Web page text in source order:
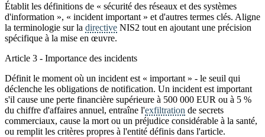
Établit les définitions de « sécurité des réseaux et des systèmes
d'information », « incident important » et d'autres termes clés. Aligne
la terminologie sur la directive NIS2 tout en ajoutant une précision
spécifique à la mise en œuvre.
Article 3 - Importance des incidents
Définit le moment où un incident est « important » - le seuil qui
déclenche les obligations de notification. Un incident est important
s'il cause une perte financière supérieure à 500 000 EUR ou à 5 %
du chiffre d'affaires annuel, entraîne l'exfiltration de secrets
commerciaux, cause la mort ou un préjudice considérable à la santé,
ou remplit les critères propres à l'entité définis dans l'article.